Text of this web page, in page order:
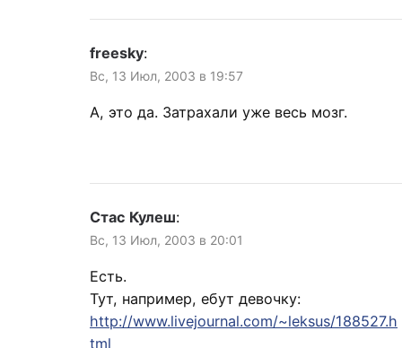
freesky:
Вс, 13 Июл, 2003 в 19:57
А, это да. Затрахали уже весь мозг.
Стас Кулеш:
Вс, 13 Июл, 2003 в 20:01
Есть.
Тут, например, ебут девочку:
http://www.livejournal.com/~leksus/188527.h
tml